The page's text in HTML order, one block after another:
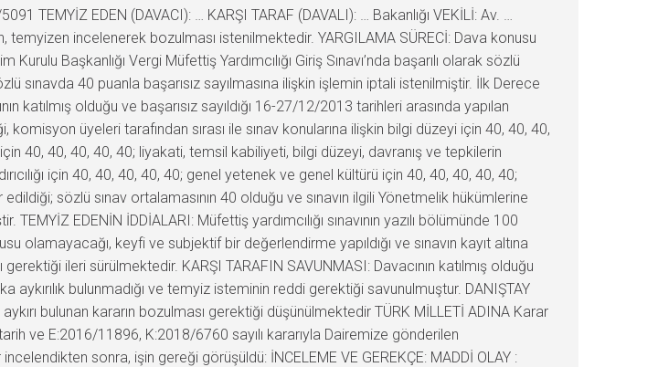
TEMYİZ EDEN (DAVACI): … KARŞI TARAF (DAVALI): … Bakanlığı VEKİLİ: Av. …
temyizen incelenerek bozulması istenilmektedir. YARGILAMA SÜRECİ: Dava konusu
Başkanlığı Vergi Müfettiş Yardımcılığı Giriş Sınavı’nda başarılı olarak sözlü
sınavda 40 puanla başarısız sayılmasına ilişkin işlemin iptali istenilmiştir. İlk Derece
katılmış olduğu ve başarısız sayıldığı 16-27/12/2013 tarihleri arasında yapılan
üyeleri tarafından sırası ile sınav konularına ilişkin bilgi düzeyi için 40, 40, 40,
40, 40, 40, 40, 40; liyakati, temsil kabiliyeti, bilgi düzeyi, davranış ve tepkilerin
için 40, 40, 40, 40, 40; genel yetenek ve genel kültürü için 40, 40, 40, 40, 40;
sözlü sınav ortalamasının 40 olduğu ve sınavın ilgili Yönetmelik hükümlerine
EDENİN İDDİALARI: Müfettiş yardımcılığı sınavının yazılı bölümünde 100
olamayacağı, keyfi ve subjektif bir değerlendirme yapıldığı ve sınavın kayıt altına
ileri sürülmektedir. KARŞI TARAFIN SAVUNMASI: Davacının katılmış olduğu
aykırılık bulunmadığı ve temyiz isteminin reddi gerektiği savunulmuştur. DANIŞTAY
bulunan kararın bozulması gerektiği düşünülmektedir TÜRK MİLLETİ ADINA Karar
ve E:2016/11896, K:2018/6760 sayılı kararıyla Dairemize gönderilen
sonra, işin gereği görüşüldü: İNCELEME VE GEREKÇE: MADDİ OLAY :